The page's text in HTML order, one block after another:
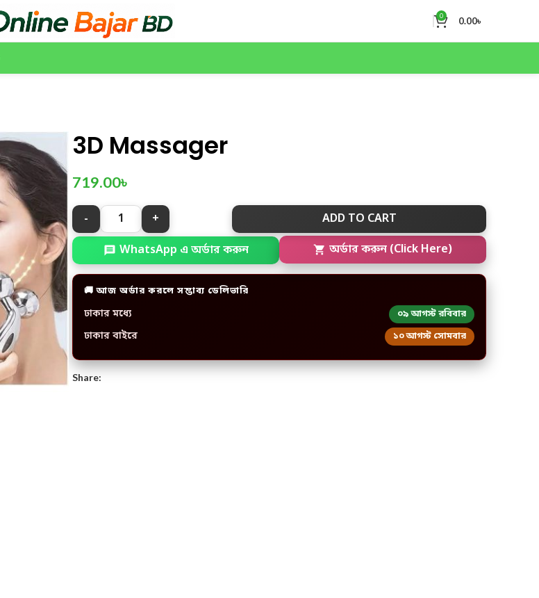
0 0.00৳
3D Massager
719.00৳
ADD TO CART
WhatsApp এ অর্ডার করুন অর্ডার করুন (Click Here)
🚚 আজ অর্ডার করলে সম্ভাব্য ডেলিভারি
ঢাকার মধ্যে ০৯ আগস্ট রবিবার
ঢাকার বাইরে ১০ আগস্ট সোমবার
Share: